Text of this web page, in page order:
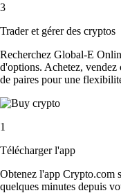
3
Trader et gérer des cryptos
Recherchez Global-E
d'options. Achetez, vendez
de paires pour une
1
Télécharger l'app
Obtenez l'app Crypto.com
quelques minutes depuis